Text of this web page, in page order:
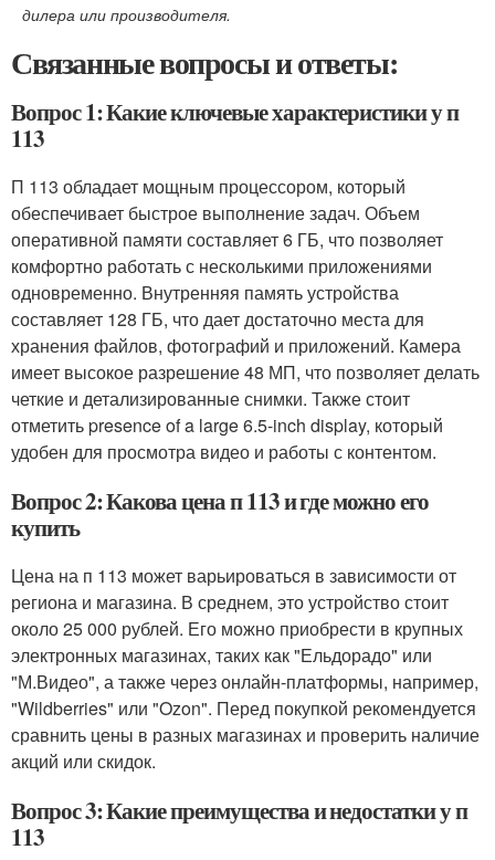
дилера или производителя.
Связанные вопросы и ответы:
Вопрос 1: Какие ключевые характеристики у п
113
П 113 обладает мощным процессором, который
обеспечивает быстрое выполнение задач. Объем
оперативной памяти составляет 6 ГБ, что позволяет
комфортно работать с несколькими приложениями
одновременно. Внутренняя память устройства
составляет 128 ГБ, что дает достаточно места для
хранения файлов, фотографий и приложений. Камера
имеет высокое разрешение 48 МП, что позволяет делать
четкие и детализированные снимки. Также стоит
отметить presence of a large 6.5-inch display, который
удобен для просмотра видео и работы с контентом.
Вопрос 2: Какова цена п 113 и где можно его
купить
Цена на п 113 может варьироваться в зависимости от
региона и магазина. В среднем, это устройство стоит
около 25 000 рублей. Его можно приобрести в крупных
электронных магазинах, таких как "Ельдорадо" или
"М.Видео", а также через онлайн-платформы, например,
"Wildberries" или "Ozon". Перед покупкой рекомендуется
сравнить цены в разных магазинах и проверить наличие
акций или скидок.
Вопрос 3: Какие преимущества и недостатки у п
113